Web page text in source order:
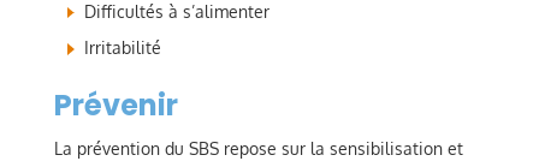
Difficultés à s’alimenter
Irritabilité
Prévenir
La prévention du SBS repose sur la sensibilisation et